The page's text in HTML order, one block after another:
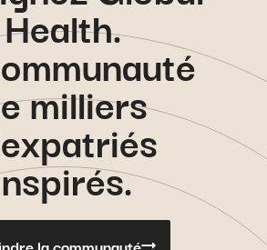
Health.
milliers